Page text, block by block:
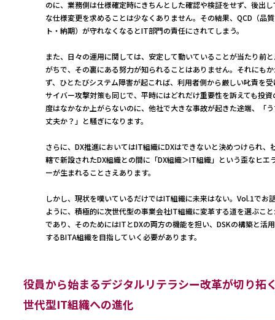
のに、業務側は仕様確定時にきちんとした確認や検証をせず、後出
な仕様変更を求めることは少なくありません。その結果、QCD（品
ト・納期）が守れなくなるとIT部門の責任にされてしまう。
また、日々の運用に関しては、安定して動いていることが当たり前
がちで、その裏にある努力が知られることはありません。それにも
ず、ひとたびシステム障害が起これば、利用者側から厳しい叱責を
サイバー攻撃対策も同じで、平時にはどれだけ重要性を訴えても投資
度はなかなか上がらないのに、他社で大きな事故が起きた途端、「
丈夫か？」と騒ぎになります。
さらに、DX推進においてはIT組織にDXはできないと決めつけられ、
轄で新設されたDX組織との間に「DX組織＞IT組織」という歪なヒエ
ーが生まれることさえあります。
しかし、現状を嘆いているだけではIT組織に未来はない。Vol.1でお
ように、積極的に次世代型の事業会社IT組織に変革する道を選ぶこ
であり、そのためにはITとDXの両方の機能を担い、DSKの構築と活
するBITA組織を目指していく必要があります。
役員から始まるデジタルリテラシー改革が切り拓
世代型IT組織への進化